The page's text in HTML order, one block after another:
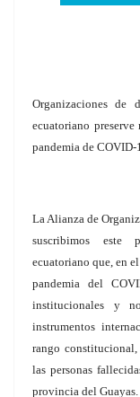
Organizaciones de
ecuatoriano
pandemia de COVID-
La Alianza de
suscribimos este
ecuatoriano que, en
pandemia del
institucionales y
instrumentos
rango
las personas
provincia del Guayas.